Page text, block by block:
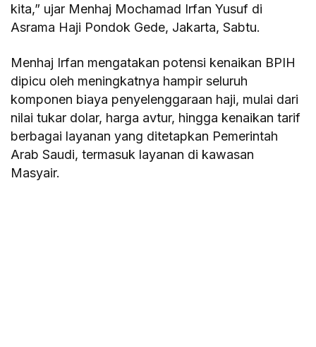
kita,” ujar Menhaj Mochamad Irfan Yusuf di
Asrama Haji Pondok Gede, Jakarta, Sabtu.
Menhaj Irfan mengatakan potensi kenaikan BPIH
dipicu oleh meningkatnya hampir seluruh
komponen biaya penyelenggaraan haji, mulai dari
nilai tukar dolar, harga avtur, hingga kenaikan tarif
berbagai layanan yang ditetapkan Pemerintah
Arab Saudi, termasuk layanan di kawasan
Masyair.